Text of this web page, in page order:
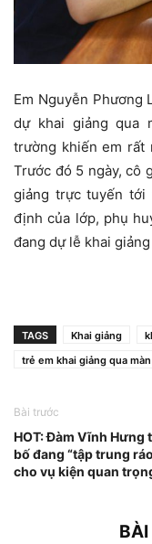
Em Nguyễn Phương
dự khai giảng qua
trường khiến em rất
Trước đó 5 ngày, cô
giảng trực tuyến tới
định của lớp, phụ
đang dự lễ khai
TAGS Khai giảng
trẻ em khai giảng qua
Bài trước
HOT: Đàm Vĩnh Hưng
bố đang “tập trung
cho vụ kiện quan
BÀI